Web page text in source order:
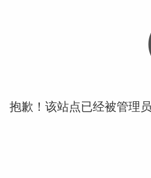
抱歉！该站点已经被管理